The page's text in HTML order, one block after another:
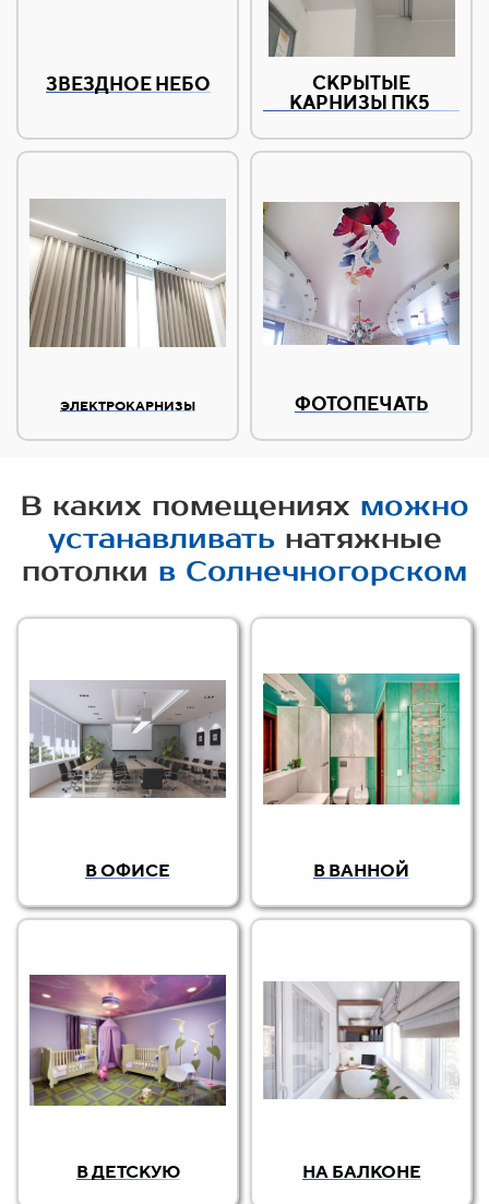
ЗВЕЗДНОЕ НЕБО
СКРЫТЫЕ
КАРНИЗЫ ПК5
ЭЛЕКТРОКАРНИЗЫ ФОТОПЕЧАТЬ
В каких помещениях можно
устанавливать натяжные
потолки в Солнечногорском
В ОФИСЕ В ВАННОЙ
В ДЕТСКУЮ НА БАЛКОНЕ